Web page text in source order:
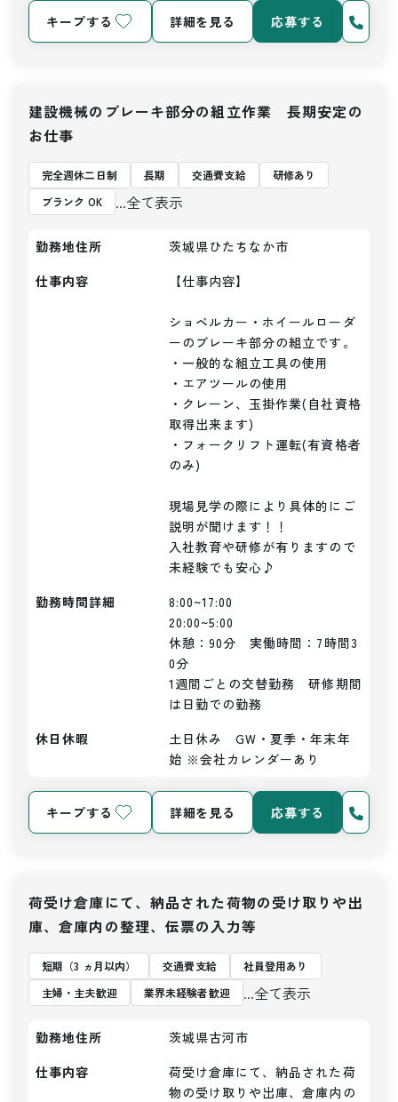
キープする 詳細を見る 応募する
建設機械のブレーキ部分の組立作業 長期安定の
お仕事
完全週休二日制 長期 交通費支給
研修あり
ブランク OK
...全て表示
勤務地住所
茨城県ひたちなか市
仕事内容
【仕事内容】
ショベルカー・ホイールローダ
ーのブレーキ部分の組立です。
・一般的な組立工具の使用
・エアツールの使用
・クレーン、玉掛作業(自社資格
取得出来ます)
・フォークリフト運転(有資格者
のみ)
現場見学の際により具体的にご
説明が聞けます！！
入社教育や研修が有りますので
未経験でも安心♪
勤務時間詳細
8:00~17:00
20:00~5:00
休憩：90分　実働時間：7時間3
0分
1週間ごとの交替勤務　研修期間
は日勤での勤務
休日休暇
土日休み　GW・夏季・年末年
始 ※会社カレンダーあり
キープする 詳細を見る 応募する
荷受け倉庫にて、納品された荷物の受け取りや出
庫、倉庫内の整理、伝票の入力等
短期（3 ヵ月以内） 交通費支給
社員登用あり
主婦・主夫歓迎
業界未経験者歓迎 ...全て表示
勤務地住所
茨城県古河市
仕事内容
荷受け倉庫にて、納品された荷
物の受け取りや出庫、倉庫内の